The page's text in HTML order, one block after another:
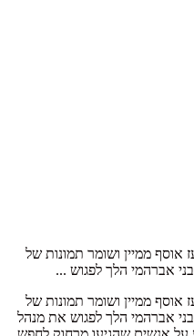
אוסף ממיין ושומר תמונות של
אברהמי הלך לפגוש ...
אוסף ממיין ושומר תמונות של
אברהמי הלך לפגוש את מנהל